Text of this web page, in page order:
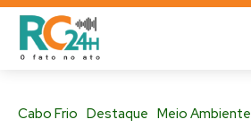
Cabo Frio Destaque Meio Ambiente